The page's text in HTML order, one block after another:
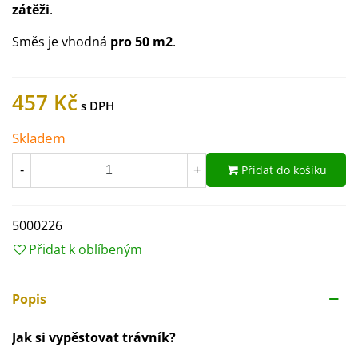
zátěži.
Směs je vhodná pro 50 m2.
457 Kč
Skladem
- + Přidat do košíku
5000226
Přidat k oblíbeným
Popis
Jak si vypěstovat trávník?